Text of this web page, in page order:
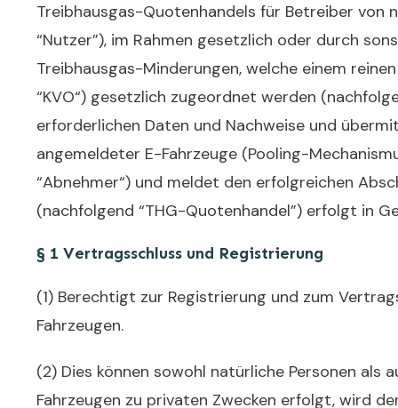
Treibhausgas-Quotenhandels für Betreiber
“Nutzer”), im Rahmen gesetzlich oder durch
Treibhausgas-Minderungen, welche einem
“KVO“) gesetzlich zugeordnet werden
erforderlichen Daten und Nachweise und
angemeldeter E-Fahrzeuge (Pooling-
“Abnehmer“) und meldet den erfolgreichen
(nachfolgend “THG-Quotenhandel”) erfolgt in
§ 1 Vertragsschluss und Registrierung
(1) Berechtigt zur Registrierung und zum
Fahrzeugen.
(2) Dies können sowohl natürliche Personen als
Fahrzeugen zu privaten Zwecken erfolgt, wird